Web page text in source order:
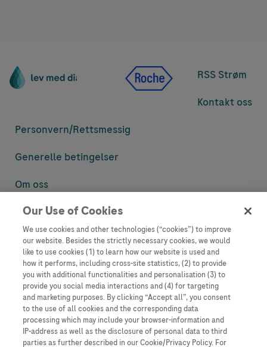
RSS Strøm
Kontakt oss
Personvern/Rettsmessig
Generelle betingelser
Om oss
Denne nettsiden inneholder informasjon som er målsatt til en stor
informasjon som ellers ikke er tilgjengelig eller gyldig i ditt land.
Vennligst vær oppmerksom på at vi ikke tar noe ansvar for tilgang til
informasjon som muligens ikke er i samsvar med noen gyldig juridisk
prosess, regulering, registrering eller bruk i bostedslandet ditt.
Roche har ikke alltid mulighet til å kvalitetssikre andres innlegg, men
vil fjerne villedende eller upassende innlegg så langt det lar seg gjøre.
Vi har ikke ansvar for innhold på eksterne nettsider som det lenkes til.
Kopiering av materiale fra dette nettstedet for bruk annet sted er ikke
tillatt uten avtale. Nettstedet selger plass til annonsører, og slikt
Our Use of Cookies
We use cookies and other technologies (“cookies”) to improve
our website. Besides the strictly necessary cookies, we would
like to use cookies (1) to learn how our website is used and
how it performs, including cross-site statistics, (2) to provide
you with additional functionalities and personalisation (3) to
provide you social media interactions and (4) for targeting
and marketing purposes. By clicking “Accept all”, you consent
to the use of all cookies and the corresponding data
processing which may include your browser-information and
IP-address as well as the disclosure of personal data to third
parties as further described in our Cookie/Privacy Policy. For